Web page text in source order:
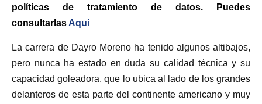
políticas de tratamiento de datos. Puedes
consultarlas Aquí
La carrera de Dayro Moreno ha tenido algunos altibajos,
pero nunca ha estado en duda su calidad técnica y su
capacidad goleadora, que lo ubica al lado de los grandes
delanteros de esta parte del continente americano y muy